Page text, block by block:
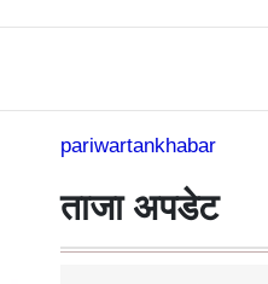
pariwartankhabar
ताजा अपडेट